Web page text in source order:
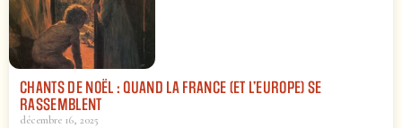
CHANTS DE NOËL : QUAND LA FRANCE (ET L’EUROPE) SE
RASSEMBLENT
décembre 16, 2025